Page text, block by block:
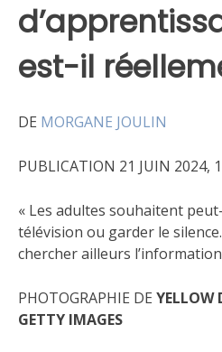
est-il
DE MORGANE JOULIN
PUBLICATION 21 JUIN 2024,
« Les adultes souhaitent
télévision ou garder le
chercher ailleurs
PHOTOGRAPHIE DE YELLOW
GETTY IMAGES